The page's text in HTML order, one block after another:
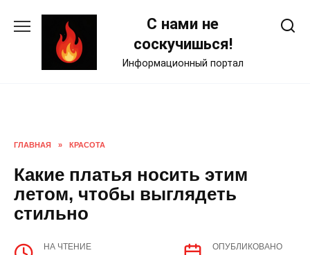
С нами не
соскучишься!
Информационный портал
ГЛАВНАЯ » КРАСОТА
Какие платья носить этим
летом, чтобы выглядеть
стильно
НА ЧТЕНИЕ ОПУБЛИКОВАНО